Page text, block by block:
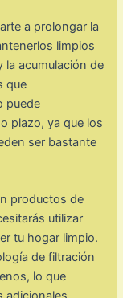
a prolongar la
limpios
la acumulación de
que
puede
plazo, ya que los
ser bastante
productos de
utilizar
tu hogar limpio.
de filtración
lo que